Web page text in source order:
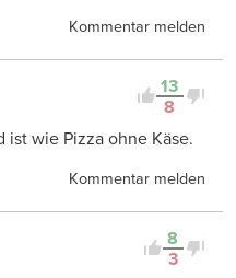
Kommentar melden
13
8
ist wie Pizza ohne Käse.
Kommentar melden
8
3